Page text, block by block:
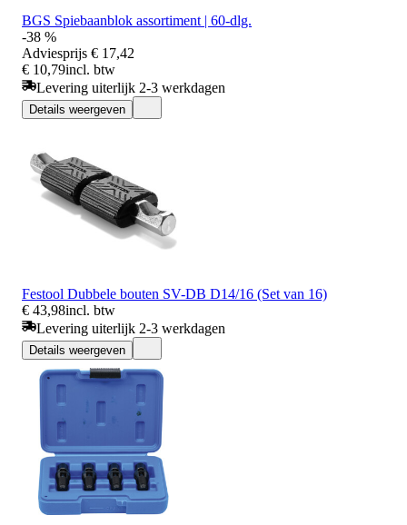
BGS Spiebaanblok assortiment | 60-dlg.
-38 %
Adviesprijs € 17,42
€ 10,79incl. btw
Levering uiterlijk 2-3 werkdagen
Details weergeven
Festool Dubbele bouten SV-DB D14/16 (Set van 16)
€ 43,98incl. btw
Levering uiterlijk 2-3 werkdagen
Details weergeven